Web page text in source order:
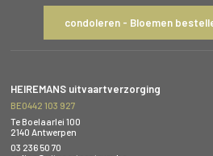
condoleren - Bloemen
HEIREMANS uitvaartverzorging
BE0442 103 927
Te Boelaarlei 100
2140 Antwerpen
03 236 50 70